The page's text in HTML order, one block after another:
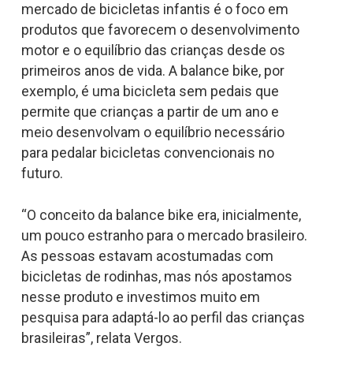
mercado de bicicletas infantis é o foco em
produtos que favorecem o desenvolvimento
motor e o equilíbrio das crianças desde os
primeiros anos de vida. A balance bike, por
exemplo, é uma bicicleta sem pedais que
permite que crianças a partir de um ano e
meio desenvolvam o equilíbrio necessário
para pedalar bicicletas convencionais no
futuro.
“O conceito da balance bike era, inicialmente,
um pouco estranho para o mercado brasileiro.
As pessoas estavam acostumadas com
bicicletas de rodinhas, mas nós apostamos
nesse produto e investimos muito em
pesquisa para adaptá-lo ao perfil das crianças
brasileiras”, relata Vergos.